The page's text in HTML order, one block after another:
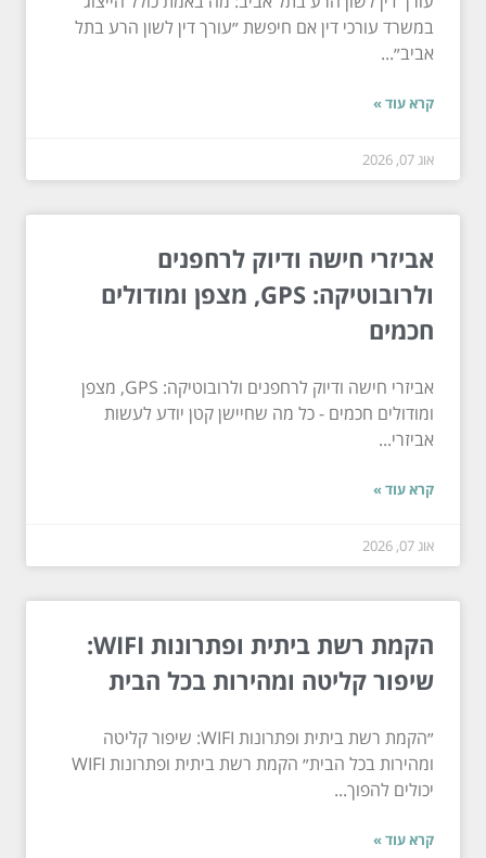
במשרד עורכי דין אם חיפשת ״עורך דין לשון הרע בתל
אביב״...
קרא עוד »
אוג 07, 2026
אביזרי חישה ודיוק לרחפנים
ולרובוטיקה: GPS, מצפן ומודולים
חכמים
אביזרי חישה ודיוק לרחפנים ולרובוטיקה: GPS, מצפן
ומודולים חכמים - כל מה שחיישן קטן יודע לעשות
אביזרי...
קרא עוד »
אוג 07, 2026
הקמת רשת ביתית ופתרונות WIFI:
שיפור קליטה ומהירות בכל הבית
״הקמת רשת ביתית ופתרונות WIFI: שיפור קליטה
ומהירות בכל הבית״ הקמת רשת ביתית ופתרונות WIFI
יכולים להפוך...
קרא עוד »